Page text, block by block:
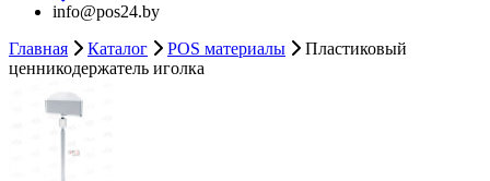
info@pos24.by
Главная
Каталог POS материалы
Пластиковый
ценникодержатель иголка